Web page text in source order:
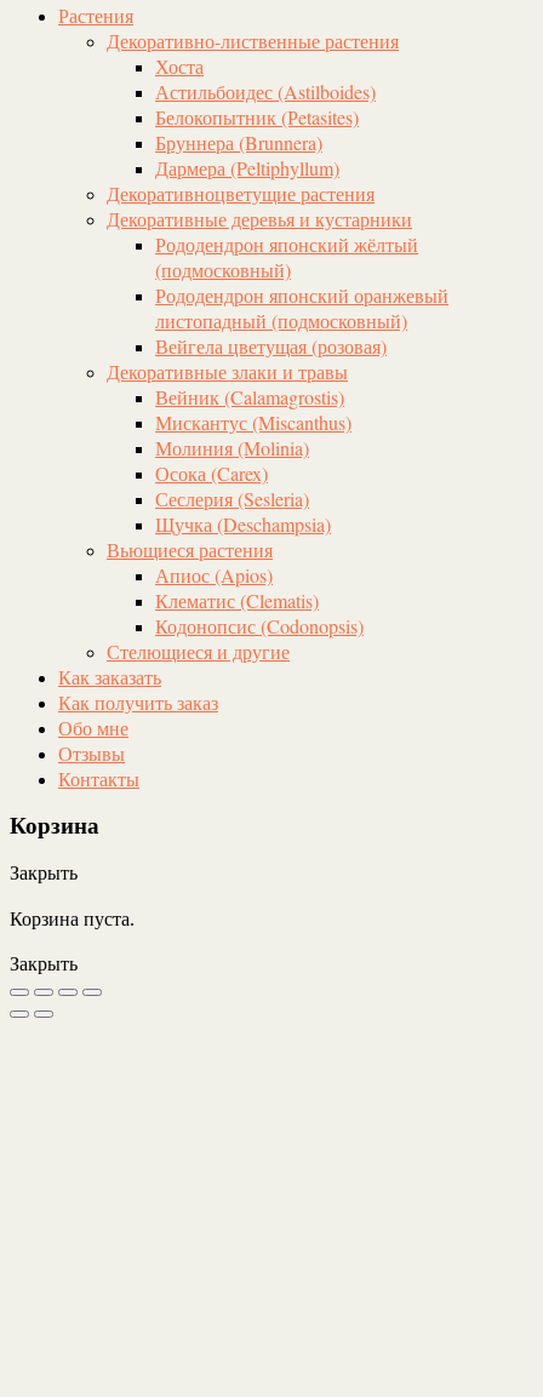
Растения
Декоративно-лиственные растения
Хоста
Астильбоидес (Astilboides)
Белокопытник (Рetasites)
Бруннера (Brunnera)
Дармера (Peltiphyllum)
Декоративноцветущие растения
Декоративные деревья и кустарники
Рододендрон японский жёлтый
(подмосковный)
Рододендрон японский оранжевый
листопадный (подмосковный)
Вейгела цветущая (розовая)
Декоративные злаки и травы
Вейник (Calamagrostis)
Мискантус (Miscanthus)
Молиния (Molinia)
Осока (Carex)
Сеслерия (Sesleria)
Щучка (Deschampsia)
Вьющиеся растения
Апиос (Apios)
Клематис (Clematis)
Кодонопсис (Codonopsis)
Стелющиеся и другие
Как заказать
Как получить заказ
Обо мне
Отзывы
Контакты
Корзина
Закрыть
Корзина пуста.
Закрыть